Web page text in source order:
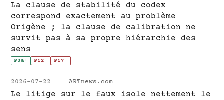
La clause de stabilité du codex
correspond exactement au problème
Origène ; la clause de calibration ne
survit pas à sa propre hiérarchie des
sens
P3a+ P12- P17-
2026-07-22 ARTnews.com
Le litige sur le faux isole nettement le